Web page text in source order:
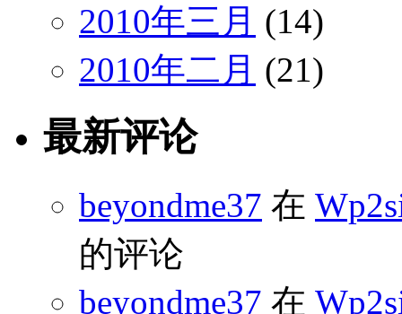
2010年三月 (14)
2010年二月 (21)
最新评论
beyondme37 在
的评论
beyondme37 在